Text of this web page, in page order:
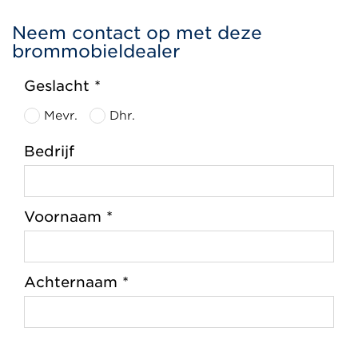
Neem contact op met deze
brommobieldealer
Geslacht *
Mevr. Dhr.
Bedrijf
Voornaam *
Achternaam *